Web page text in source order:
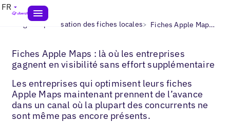
FR
Blogs> Optimisation des fiches locales> Fiches Apple Maps pour entreprises
Fiches Apple Maps : là où les entreprises
gagnent en visibilité sans effort supplémentaire
Les entreprises qui optimisent leurs fiches
Apple Maps maintenant prennent de l’avance
dans un canal où la plupart des concurrents ne
sont même pas encore présents.